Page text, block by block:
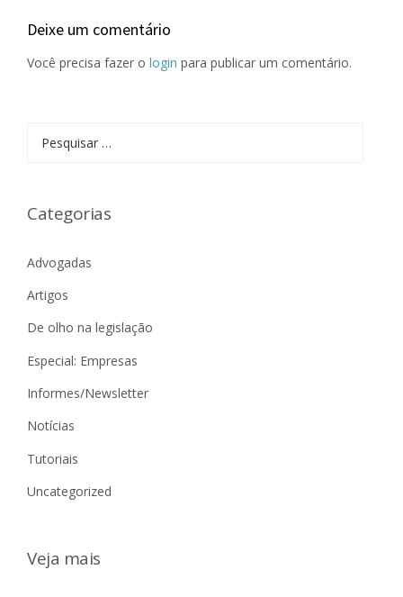
Deixe um comentário
Você precisa fazer o login para publicar um comentário.
por:
Categorias
Advogadas
Artigos
De olho na legislação
Especial: Empresas
Informes/Newsletter
Notícias
Tutoriais
Uncategorized
Veja mais